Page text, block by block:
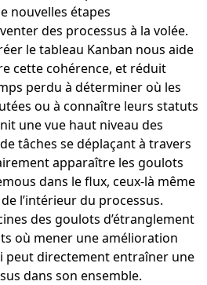
nouvelles étapes
des processus à la volée.
le tableau Kanban nous aide
cette cohérence, et réduit
perdu à déterminer où les
ou à connaître leurs statuts
une vue haut niveau des
tâches se déplaçant à travers
apparaître les goulots
dans le flux, ceux-là même
l’intérieur du processus.
des goulots d’étranglement
où mener une amélioration
peut directement entraîner une
dans son ensemble.